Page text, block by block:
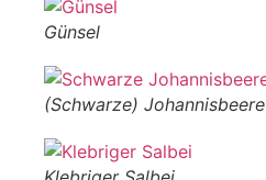
Günsel
(Schwarze) Johannisbeere